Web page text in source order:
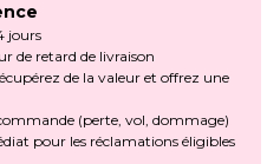
jours
de retard de livraison
de la valeur et offrez une
(perte, vol, dommage)
pour les réclamations éligibles